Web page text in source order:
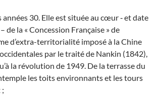
années 30. Elle est située au cœur ‑ et date
de la « Concession Française » de
d’extra-territorialité imposé à la Chine
par le traité de Nankin (1842),
la révolution de 1949. De la terrasse du
les toits environnants et les tours